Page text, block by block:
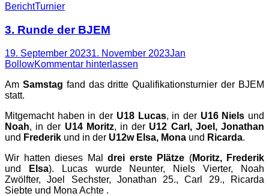
Kategorien
BerichtSchlagworte
Turnier
3. Runde der BJEM
Posted
on
19. September 20231. November 2023Autor
Jan
BollowKommentar hinterlassen
Am Samstag fand das dritte Qualifikationsturnier der BJEM
statt.
Mitgemacht haben in der U18 Lucas, in der U16 Niels und
Noah, in der U14 Moritz, in der U12 Carl, Joel, Jonathan
und Frederik und in der U12w Elsa, Mona und Ricarda.
Wir hatten dieses Mal drei erste Plätze (Moritz, Frederik
und
Elsa). Lucas wurde Neunter, Niels Vierter, Noah
Zwölfter, Joel Sechster, Jonathan 25., Carl 29., Ricarda
Siebte und Mona Achte .